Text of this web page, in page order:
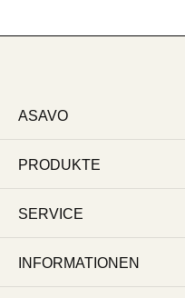
ASAVO
PRODUKTE
SERVICE
INFORMATIONEN